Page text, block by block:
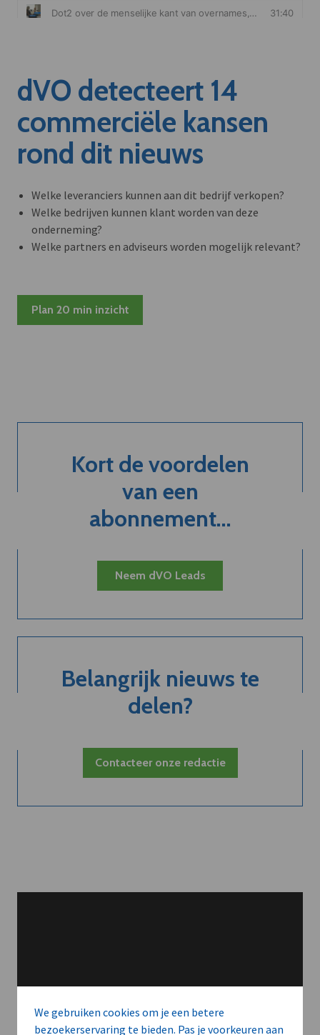
We gebruiken cookies om je een betere
bezoekerservaring te bieden. Pas je voorkeuren aan
dVO detecteert 14
commerciële kansen
rond dit nieuws
Welke leveranciers kunnen aan dit bedrijf verkopen?
Welke bedrijven kunnen klant worden van deze
onderneming?
Welke partners en adviseurs worden mogelijk relevant?
Plan 20 min inzicht
Kort de voordelen
van een
abonnement...
Neem dVO Leads
Belangrijk nieuws te
delen?
Contacteer onze redactie